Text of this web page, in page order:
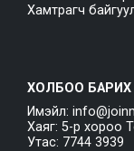
Хамтрагч
ХОЛБОО БАРИХ
Имэйл:
Хаяг: 5-р хороо
Утас: 7744 3939